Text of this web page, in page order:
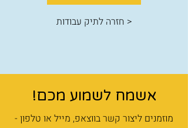
< חזרה לתיק עבודות
אשמח לשמוע מכם!
מוזמנים ליצור קשר בווצאפ, מייל או טלפון -